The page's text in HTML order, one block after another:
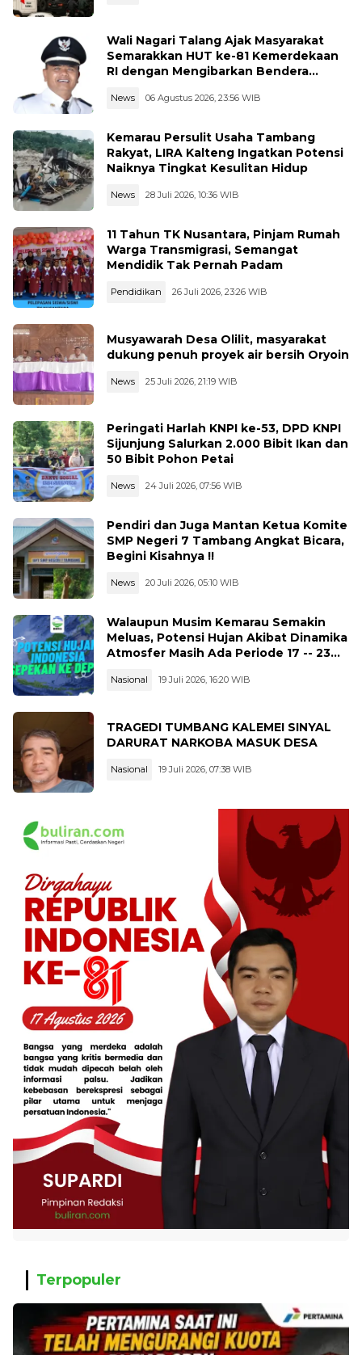
Wali Nagari Talang Ajak Masyarakat
Semarakkan HUT ke-81 Kemerdekaan
RI dengan Mengibarkan Bendera
News 06 Agustus 2026, 23:56 WIB
Kemarau Persulit Usaha Tambang
Rakyat, LIRA Kalteng Ingatkan Potensi
Naiknya Tingkat Kesulitan Hidup
News 28 Juli 2026, 10:36 WIB
11 Tahun TK Nusantara, Pinjam Rumah
Warga Transmigrasi, Semangat
Mendidik Tak Pernah Padam
Pendidikan 26 Juli 2026, 23:26 WIB
Musyawarah Desa Olilit, masyarakat
dukung penuh proyek air bersih Oryoin
News 25 Juli 2026, 21:19 WIB
Peringati Harlah KNPI ke-53, DPD KNPI
Sijunjung Salurkan 2.000 Bibit Ikan dan
50 Bibit Pohon Petai
News 24 Juli 2026, 07:56 WIB
Pendiri dan Juga Mantan Ketua Komite
SMP Negeri 7 Tambang Angkat Bicara,
Begini Kisahnya !!
News 20 Juli 2026, 05:10 WIB
Walaupun Musim Kemarau Semakin
Meluas, Potensi Hujan Akibat Dinamika
Atmosfer Masih Ada Periode 17 -- 23
Nasional 19 Juli 2026, 16:20 WIB
TRAGEDI TUMBANG KALEMEI SINYAL
DARURAT NARKOBA MASUK DESA
Nasional 19 Juli 2026, 07:38 WIB
Terpopuler